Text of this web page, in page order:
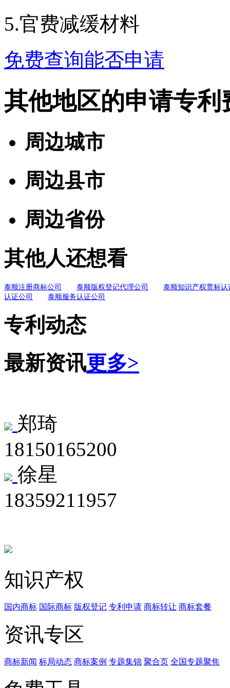
5.官费减缓材料
免费查询能否申请
其他地区的申请专利
周边城市
周边县市
周边省份
其他人还想看
泰顺注册商标公司 泰顺版权登记代理公司
泰顺知识产权贯标认
认证公司
泰顺服务认证公司
专利动态
最新资讯更多>
郑琦
18150165200
徐星
18359211957
知识产权
国内商标 国际商标 版权登记 专利申请 商标转让 商标套餐
资讯专区
商标新闻 标局动态 商标案例 专题集锦 聚合页 全国专题聚焦